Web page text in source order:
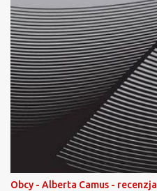
Obcy - Alberta Camus - recenzja